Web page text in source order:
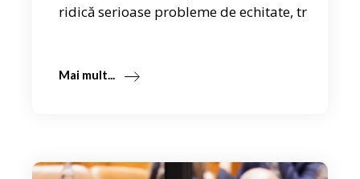
ridică serioase probleme de echitate, tr
Mai mult...